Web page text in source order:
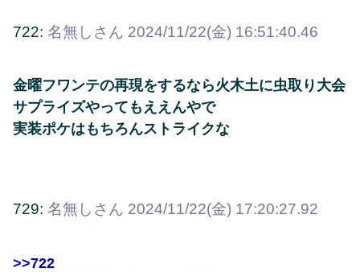
722: 名無しさん 2024/11/22(金) 16:51:40.46
金曜フワンテの再現をするなら火木土に虫取り大会
サプライズやってもええんやで
実装ポケはもちろんストライクな
729: 名無しさん 2024/11/22(金) 17:20:27.92
>>722